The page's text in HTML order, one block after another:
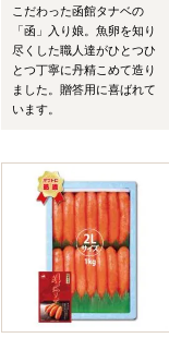
こだわった函館タナベの
「函」入り娘。魚卵を知り
尽くした職人達がひとつひ
とつ丁寧に丹精こめて造り
ました。贈答用に喜ばれて
います。